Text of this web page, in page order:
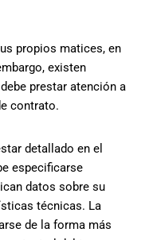
propios matices, en
existen
prestar atención a
contrato.
detallado en el
especificarse
datos sobre su
técnicas. La
de la forma más